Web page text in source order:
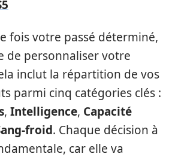
fois votre passé déterminé,
de personnaliser votre
inclut la répartition de vos
parmi cinq catégories clés :
, Intelligence, Capacité
froid. Chaque décision à
car elle va